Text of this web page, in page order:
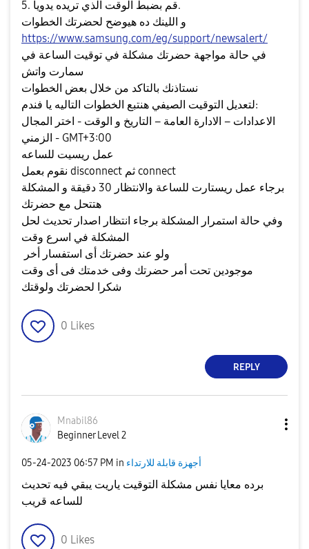
5. قم بضبط الوقت الذي تريده يدويا.
و اللينك ده هيوضح لحضرتك الخطوات
https://www.samsung.com/eg/support/newsalert/
في حالة مواجهة حضرتك مشكلة في توقيت الساعة في
سمارت واتش
نستاذنك بالتاكد من خلال بعض الخطوات
لتعديل التوقيت الصيفي هنتبع الخطوات التاليه يا فندم:
الاعدادات – الادارة العامة – التاريخ و الوقت - اختر المجال
الزمني - GMT+3:00
عمل ريسيت للساعه
نقوم بعمل disconnect ثم connect
برجاء عمل ريستارت للساعة والانتظار 30 دقيقة و المشكلة
هتتحل مع حضرتك
وفي حالة استمرار المشكلة برجاء انتظار اصدار تحديث لحل
ولو عند حضرتك أى استفسار أخر
موجودين تحت أمر حضرتك وفى خدمتك فى أى وقت
0 Likes
REPLY
Mnabil86
Beginner Level 2
‎05-24-2023 06:57 PM in أجهزة قابلة للارتداء
برده معايا نفس مشكلة التوقيت ياريت يبقي فيه تحديث
للساعه قريب
0 Likes